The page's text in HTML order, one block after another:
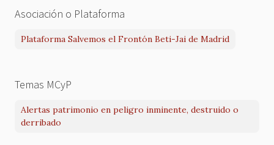
Asociación o Plataforma
Plataforma Salvemos el Frontón Beti-Jai de Madrid
Temas MCyP
Alertas patrimonio en peligro inminente, destruido o
derribado